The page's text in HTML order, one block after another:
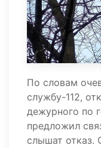
По словам
службу-112,
дежурного по
предложил
слышат отказ.